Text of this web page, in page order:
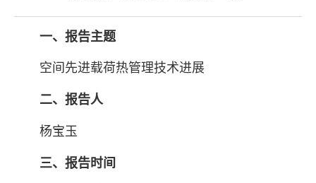
一、报告主题
空间先进载荷热管理技术进展
二、报告人
杨宝玉
三、报告时间